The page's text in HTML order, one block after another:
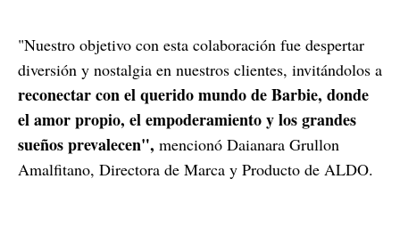
"Nuestro objetivo con esta colaboración fue despertar
diversión y nostalgia en nuestros clientes, invitándolos a
reconectar con el querido mundo de Barbie, donde
el amor propio, el empoderamiento y los grandes
sueños prevalecen", mencionó Daianara Grullon
Amalfitano, Directora de Marca y Producto de ALDO.